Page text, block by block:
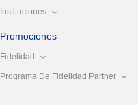
Instituciones
Promociones
Fidelidad
Programa De Fidelidad Partner